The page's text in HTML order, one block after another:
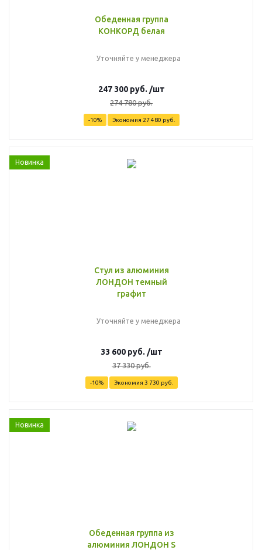
Обеденная группа
КОНКОРД белая
Уточняйте у менеджера
247 300руб. /шт
274 780руб.
-10% Экономия 27 480 руб.
Новинка
Стул из алюминия
ЛОНДОН темный
графит
Уточняйте у менеджера
33 600руб. /шт
37 330руб.
-10% Экономия 3 730 руб.
Новинка
Обеденная группа из
алюминия ЛОНДОН S